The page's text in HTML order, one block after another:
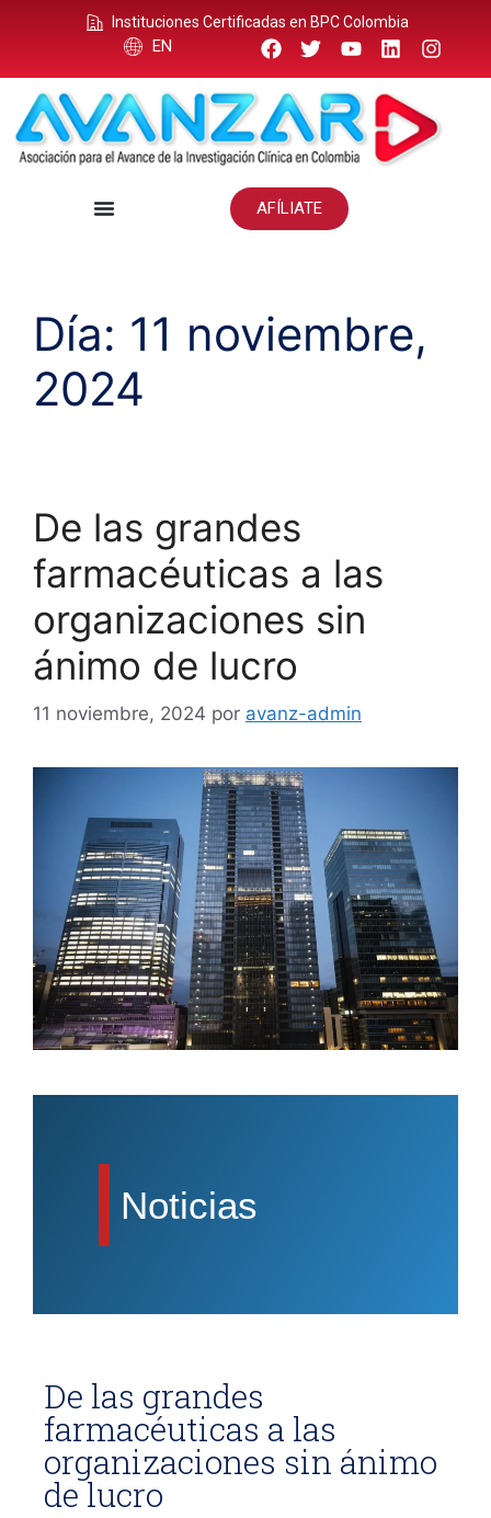
Instituciones Certificadas en BPC Colombia
EN
AFÍLIATE
Día: 11 noviembre,
2024
De las grandes
farmacéuticas a las
organizaciones sin
ánimo de lucro
11 noviembre, 2024 por avanz-admin
Noticias
De las grandes
farmacéuticas a las
organizaciones sin ánimo
de lucro